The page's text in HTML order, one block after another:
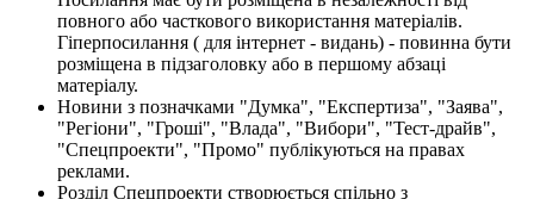
повного або часткового використання матеріалів.
Гіперпосилання ( для інтернет - видань) - повинна бути
розміщена в підзаголовку або в першому абзаці
матеріалу.
Новини з позначками "Думка", "Експертиза", "Заява",
"Регіони", "Гроші", "Влада", "Вибори", "Тест-драйв",
"Спецпроекти", "Промо" публікуються на правах
реклами.
Розділ Спецпроекти створюється спільно з